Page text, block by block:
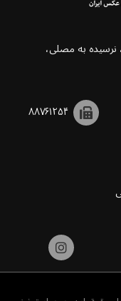
نرسیده به مصلی،
۸۸۷۶۱۲۵۴